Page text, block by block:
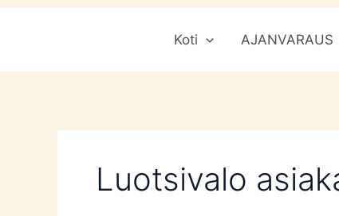
Koti AJANVARAUS
Luotsivalo